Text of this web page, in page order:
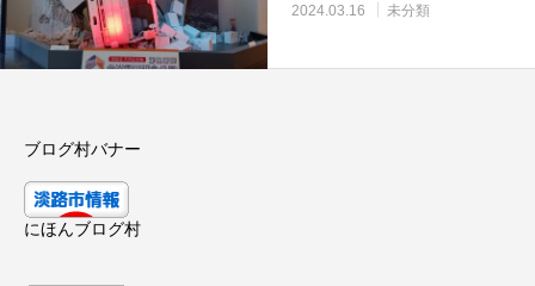
2024.03.16 未分類
ブログ村バナー
にほんブログ村